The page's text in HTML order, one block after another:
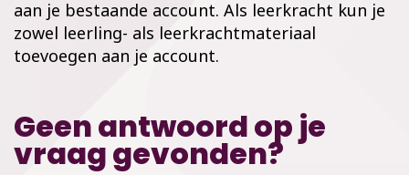
aan je bestaande account. Als leerkracht kun je
zowel leerling- als leerkrachtmateriaal
toevoegen aan je account.
Geen antwoord op je
vraag gevonden?